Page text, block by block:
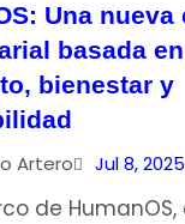
Una nueva
basada en
bienestar y
Artero Jul 8, 2025
de HumanOS,